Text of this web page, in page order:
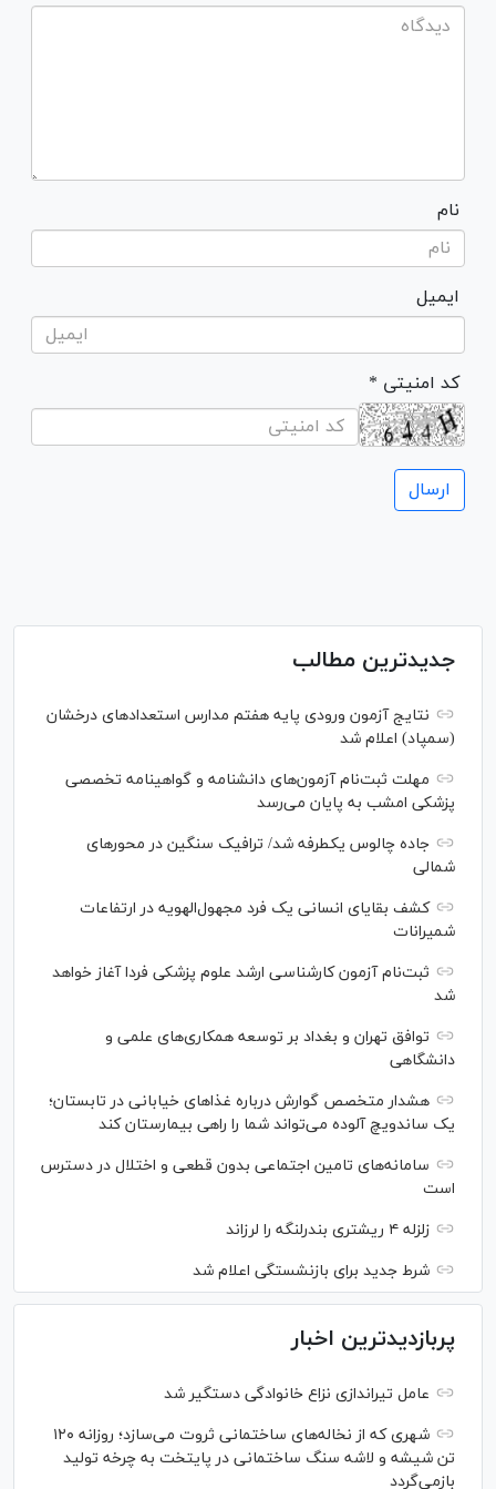
نام
ایمیل
* کد امنیتی
جدیدترین مطالب
نتایج آزمون ورودی پایه هفتم مدارس استعدادهای درخشان
(سمپاد) اعلام شد
مهلت ثبت‌نام آزمون‌های دانشنامه و گواهینامه تخصصی
پزشکی امشب به پایان می‌رسد
جاده چالوس یکطرفه شد/ ترافیک سنگین در محورهای
شمالی
کشف بقایای انسانی یک فرد مجهول‌الهویه در ارتفاعات
شمیرانات
ثبت‌نام آزمون کارشناسی ارشد علوم پزشکی فردا آغاز خواهد
شد
توافق تهران و بغداد بر توسعه همکاری‌های علمی و
دانشگاهی
هشدار متخصص گوارش درباره غذا‌های خیابانی در تابستان؛
یک ساندویچ آلوده می‌تواند شما را راهی بیمارستان کند
سامانه‌های تامین اجتماعی بدون قطعی و اختلال در دسترس
است
زلزله ۴ ریشتری بندرلنگه را لرزاند
شرط جدید برای بازنشستگی اعلام شد
پربازدیدترین اخبار
عامل تیراندازی نزاع خانوادگی دستگیر شد
شهری که از نخاله‌های ساختمانی ثروت می‌سازد؛ روزانه ۱۲۰
تن شیشه و لاشه سنگ ساختمانی در پایتخت به چرخه تولید
بازمی‌گردد